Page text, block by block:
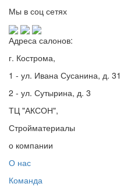
Мы в соц сетях
Адреса салонов:
г. Кострома,
1 - ул. Ивана Сусанина, д. 31
2 - ул. Сутырина, д. 3
ТЦ "АКСОН",
Стройматериалы
о компании
О нас
Команда